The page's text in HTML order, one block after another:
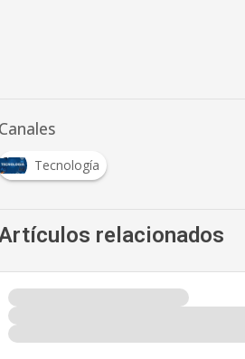
Canales
Tecnología
relacionados